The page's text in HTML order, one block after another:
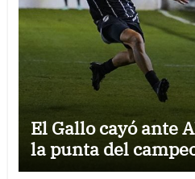
El Gallo cayó ante
la punta del